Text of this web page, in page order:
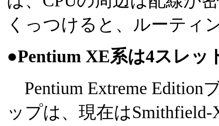
くっつけると、ルーティ
●Pentium XE系は4スレッ
Pentium Extreme Edition
ップは、現在は